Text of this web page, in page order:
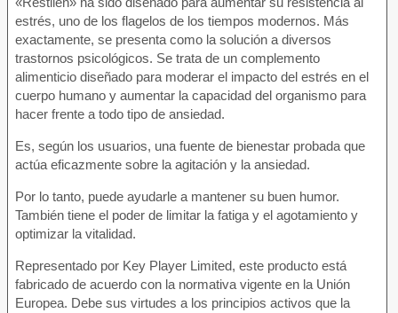
estrés, uno de los flagelos de los tiempos modernos. Más
exactamente, se presenta como la solución a diversos
trastornos psicológicos. Se trata de un complemento
alimenticio diseñado para moderar el impacto del estrés en el
cuerpo humano y aumentar la capacidad del organismo para
hacer frente a todo tipo de ansiedad.
Es, según los usuarios, una fuente de bienestar probada que
actúa eficazmente sobre la agitación y la ansiedad.
Por lo tanto, puede ayudarle a mantener su buen humor.
También tiene el poder de limitar la fatiga y el agotamiento y
optimizar la vitalidad.
Representado por Key Player Limited, este producto está
fabricado de acuerdo con la normativa vigente en la Unión
Europea. Debe sus virtudes a los principios activos que la